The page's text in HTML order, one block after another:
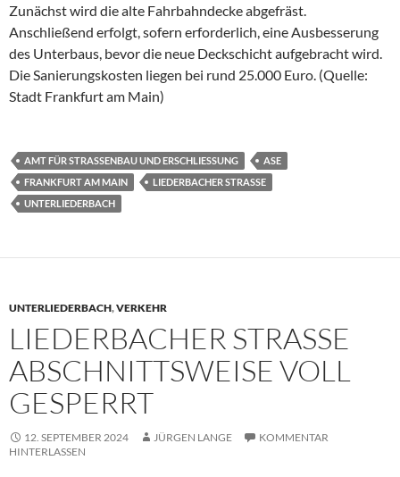
Zunächst wird die alte Fahrbahndecke abgefräst.
Anschließend erfolgt, sofern erforderlich, eine Ausbesserung
des Unterbaus, bevor die neue Deckschicht aufgebracht wird.
Die Sanierungskosten liegen bei rund 25.000 Euro. (Quelle:
Stadt Frankfurt am Main)
AMT FÜR STRASSENBAU UND ERSCHLIESSUNG
ASE
FRANKFURT AM MAIN
LIEDERBACHER STRASSE
UNTERLIEDERBACH
UNTERLIEDERBACH,VERKEHR
LIEDERBACHER STRASSE A
BSCHNITTSWEISE VOLL G
ESPERRT
12. SEPTEMBER 2024 JÜRGEN LANGE
KOMMENTAR
HINTERLASSEN